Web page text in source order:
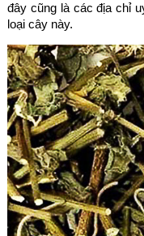
đây cũng là các địa chỉ
loại cây này.